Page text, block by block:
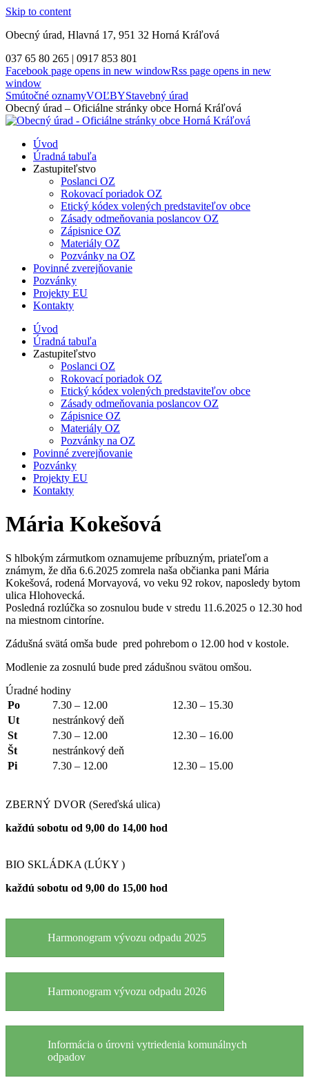
Skip to content
Obecný úrad, Hlavná 17, 951 32 Horná Kráľová
037 65 80 265 | 0917 853 801
Facebook page opens in new windowRss page opens in new
window
Smútočné oznamyVOĽBYStavebný úrad
Obecný úrad – Oficiálne stránky obce Horná Kráľová
Úvod
Úradná tabuľa
Zastupiteľstvo
Poslanci OZ
Rokovací poriadok OZ
Etický kódex volených predstaviteľov obce
Zásady odmeňovania poslancov OZ
Zápisnice OZ
Materiály OZ
Pozvánky na OZ
Povinné zverejňovanie
Pozvánky
Projekty EU
Kontakty
Úvod
Úradná tabuľa
Zastupiteľstvo
Poslanci OZ
Rokovací poriadok OZ
Etický kódex volených predstaviteľov obce
Zásady odmeňovania poslancov OZ
Zápisnice OZ
Materiály OZ
Pozvánky na OZ
Povinné zverejňovanie
Pozvánky
Projekty EU
Kontakty
Mária Kokešová
S hlbokým zármutkom oznamujeme príbuzným, priateľom a
známym, že dňa 6.6.2025 zomrela naša občianka pani Mária
Kokešová, rodená Morvayová, vo veku 92 rokov, naposledy bytom
ulica Hlohovecká.
Posledná rozlúčka so zosnulou bude v stredu 11.6.2025 o 12.30 hod
na miestnom cintoríne.
Zádušná svätá omša bude pred pohrebom o 12.00 hod v kostole.
Modlenie za zosnulú bude pred zádušnou svätou omšou.
Úradné hodiny
Po
7.30 – 12.00
12.30 – 15.30
Ut
nestránkový deň
St
7.30 – 12.00
12.30 – 16.00
Št
nestránkový deň
Pi
7.30 – 12.00 12.30 – 15.00
ZBERNÝ DVOR (Sereďská ulica)
každú sobotu od 9,00 do 14,00 hod
BIO SKLÁDKA (LÚKY )
každú sobotu od 9,00 do 15,00 hod
Harmonogram vývozu odpadu 2025
Harmonogram vývozu odpadu 2026
Informácia o úrovni vytriedenia komunálnych
odpadov